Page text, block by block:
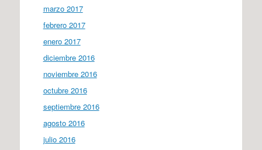
marzo 2017
febrero 2017
enero 2017
diciembre 2016
noviembre 2016
octubre 2016
septiembre 2016
agosto 2016
julio 2016